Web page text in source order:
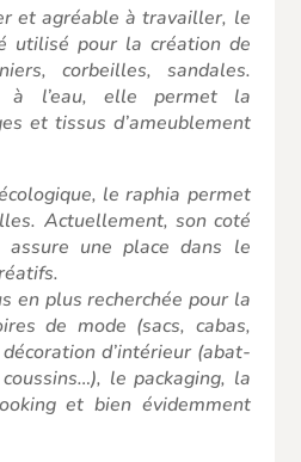
et agréable à travailler, le
utilisé pour la création de
corbeilles, sandales.
à l’eau, elle permet la
et tissus d’ameublement
le raphia permet
. Actuellement, son coté
une place dans le
en plus recherchée pour la
de mode (sacs, cabas,
d’intérieur (abat-
le packaging, la
et bien évidemment